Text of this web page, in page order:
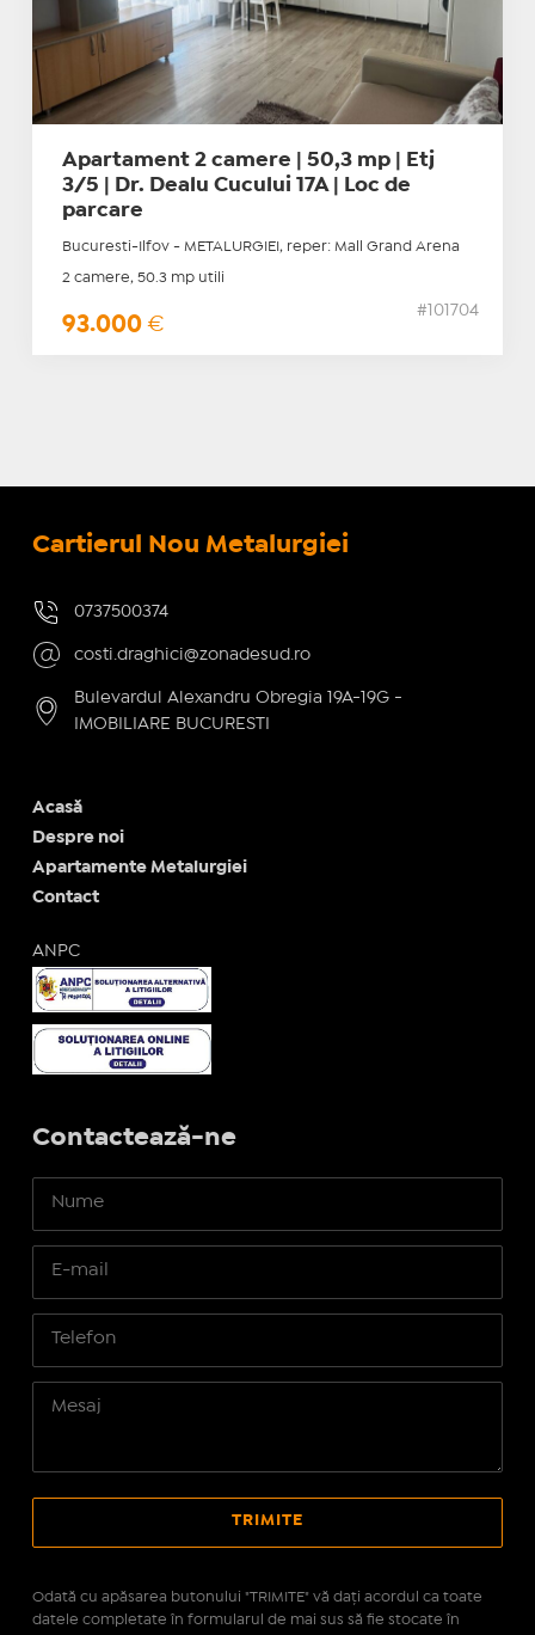
Apartament 2 camere | 50,3 mp | Etj
3/5 | Dr. Dealu Cucului 17A | Loc de
parcare
Bucuresti-Ilfov - METALURGIEI, reper: Mall Grand Arena
2 camere, 50.3 mp utili
93.000 €
#101704
Cartierul Nou Metalurgiei
0737500374
costi.draghici@zonadesud.ro
Bulevardul Alexandru Obregia 19A-19G -
IMOBILIARE BUCURESTI
Acasă
Despre noi
Apartamente Metalurgiei
Contact
ANPC
Contactează-ne
Odată cu apăsarea butonului "TRIMITE" vă daţi acordul ca toate
datele completate în formularul de mai sus să fie stocate în